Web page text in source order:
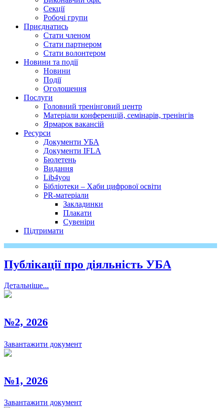
Секції
Робочі групи
Приєднатись
Стати членом
Стати партнером
Стати волонтером
Новини та події
Новини
Події
Оголошення
Послуги
Головний тренінговий центр
Матеріали конференцій, семінарів, тренінгів
Ярмарок вакансій
Ресурси
Документи УБА
Документи IFLA
Бюлетень
Видання
Lib4you
Бібліотеки – Хаби цифрової освіти
PR-матеріали
Закладинки
Плакати
Сувеніри
Підтримати
Публікації про діяльність УБА
Детальніше...
№2, 2026
Завантажити документ
№1, 2026
Завантажити документ